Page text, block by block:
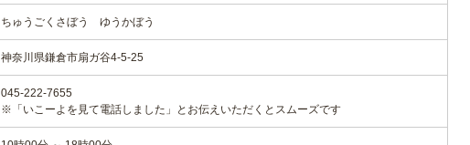
ちゅうごくさぼう ゆうかぼう
神奈川県鎌倉市扇ガ谷4-5-25
045-222-7655
※「いこーよを見て電話しました」とお伝えいただくとスムーズです